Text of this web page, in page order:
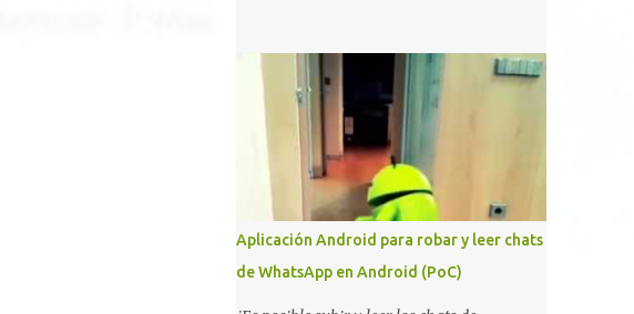
Certighost no es únicamente la
vulnerabilidad, sino el objetivo final.
Mientras muchos ataques contra AD CS
buscan obtener un certificado válido para ...
nuestras hojas de cálculo favoritas. Cifrar
con contraseña Algo muy común es proteger
el acceso total al fichero con una contraseña:
Aplicación Android para robar y leer chats
de WhatsApp en Android (PoC)